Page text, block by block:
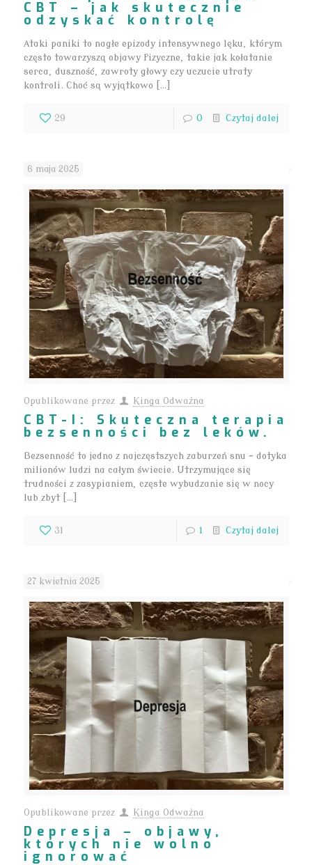
CBT – jak skutecznie
odzyskać kontrolę
Ataki paniki to nagłe epizody intensywnego lęku, którym
często towarzyszą objawy fizyczne, takie jak kołatanie
serca, duszność, zawroty głowy czy uczucie utraty
kontroli. Choć są wyjątkowo […]
29 0 Czytaj dalej
6 maja 2025
Opublikowane przez Kinga Odważna
CBT-I: Skuteczna terapia
bezsenności bez leków.
Bezsenność to jedno z najczęstszych zaburzeń snu – dotyka
milionów ludzi na całym świecie. Utrzymujące się
trudności z zasypianiem, częste wybudzanie się w nocy
lub zbyt […]
31 1 Czytaj dalej
27 kwietnia 2025
Opublikowane przez Kinga Odważna
Depresja – objawy,
których nie wolno
ignorować